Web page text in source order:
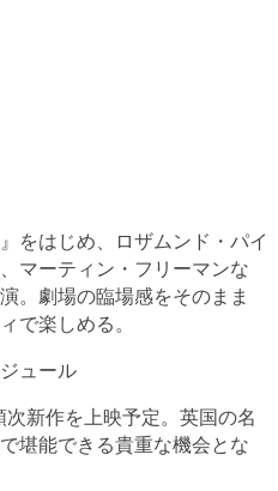
をはじめ、ロザムンド・パイ
マーティン・フリーマンな
。劇場の臨場感をそのまま
で楽しめる。
ュール
新作を上映予定。英国の名
堪能できる貴重な機会とな